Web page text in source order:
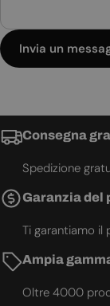
Invia un
Consegna
Spedizione
Garanzia del
Ti garantiamo il
Ampia
Oltre 4000